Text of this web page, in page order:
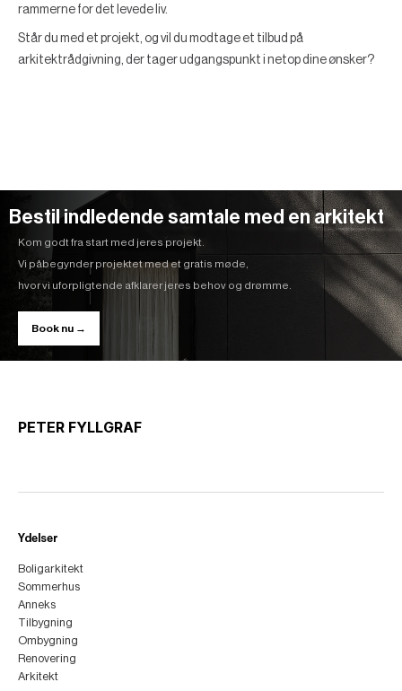
rammerne for det levede liv.
Står du med et projekt, og vil du modtage et tilbud på
arkitektrådgivning, der tager udgangspunkt i netop dine ønsker?
Bestil indledende samtale med en arkitekt
Kom godt fra start med jeres projekt.
Vi påbegynder projektet med et gratis møde,
hvor vi uforpligtende afklarer jeres behov og drømme.
Book nu →
PETER FYLLGRAF
Ydelser
Boligarkitekt
Sommerhus
Anneks
Tilbygning
Ombygning
Renovering
Arkitekt